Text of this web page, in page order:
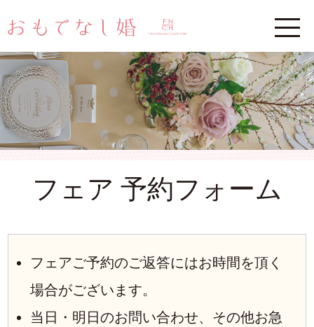
フェア 予約フォーム
フェアご予約のご返答にはお時間を頂く
場合がございます。
当日・明日のお問い合わせ、その他お急